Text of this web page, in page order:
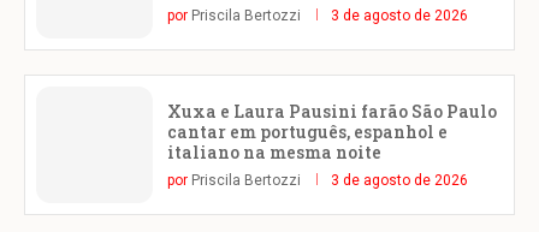
por Priscila Bertozzi 3 de agosto de 2026
Xuxa e Laura Pausini farão São Paulo
cantar em português, espanhol e
italiano na mesma noite
por Priscila Bertozzi 3 de agosto de 2026